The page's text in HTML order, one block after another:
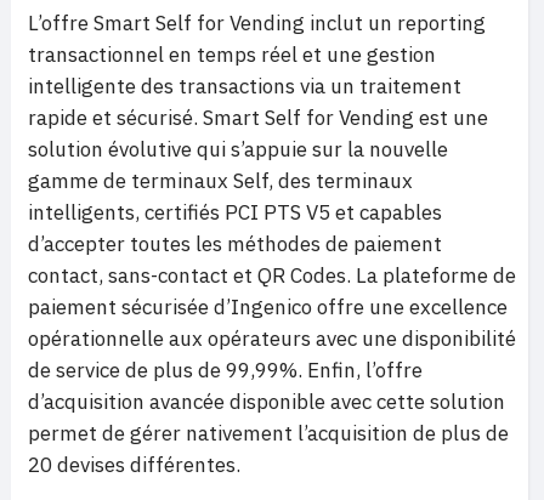
L’offre Smart Self for Vending inclut un reporting
transactionnel en temps réel et une gestion
intelligente des transactions via un traitement
rapide et sécurisé. Smart Self for Vending est une
solution évolutive qui s’appuie sur la nouvelle
gamme de terminaux Self, des terminaux
intelligents, certifiés PCI PTS V5 et capables
d’accepter toutes les méthodes de paiement
contact, sans-contact et QR Codes. La plateforme de
paiement sécurisée d’Ingenico offre une excellence
opérationnelle aux opérateurs avec une disponibilité
de service de plus de 99,99%. Enfin, l’offre
d’acquisition avancée disponible avec cette solution
permet de gérer nativement l’acquisition de plus de
20 devises différentes.